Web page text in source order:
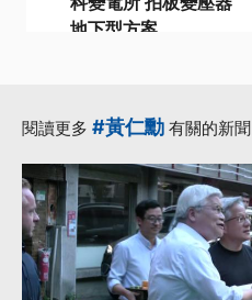
地下型方案
閱讀更多 #黃仁勳 有關的新聞